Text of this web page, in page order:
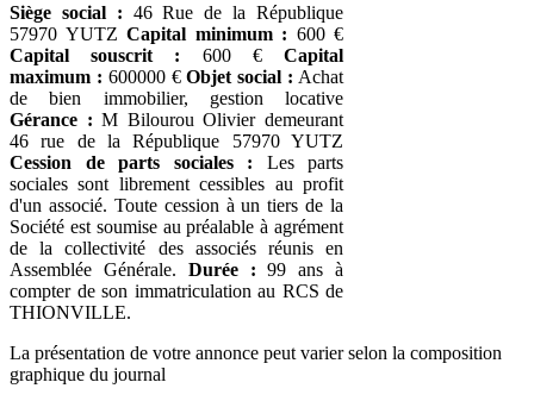
Siège social : 46 Rue de la République
57970 YUTZ Capital minimum : 600 €
Capital souscrit : 600 €Capital
maximum : 600000 €Objet social : Achat
de bien immobilier, gestion locative
Gérance : M Bilourou Olivier demeurant
46 rue de la République 57970 YUTZ
Cession de parts sociales : Les parts
sociales sont librement cessibles au profit
d'un associé. Toute cession à un tiers de la
Société est soumise au préalable à agrément
de la collectivité des associés réunis en
Assemblée Générale. Durée : 99 ans à
compter de son immatriculation au RCS de
THIONVILLE.
La présentation de votre annonce peut varier selon la composition
graphique du journal